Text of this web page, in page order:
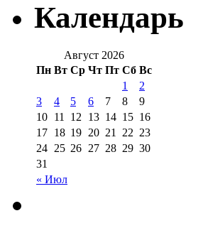
Календарь
Август 2026
Пн Вт Ср Чт Пт Сб Вс
« Июл
1
2
3
4 5 6 7 8
9
10 11 12 13 14 15 16
17 18 19 20 21 22 23
24 25 26 27 28 29 30
31